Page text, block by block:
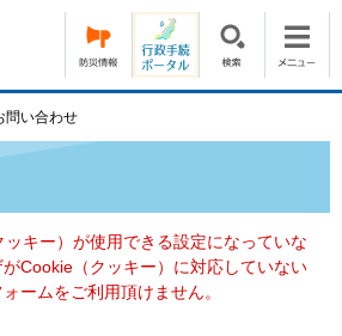
問い合わせ
キー）が使用できる設定になっていな
Cookie（クッキー）に対応していない
ームをご利用頂けません。